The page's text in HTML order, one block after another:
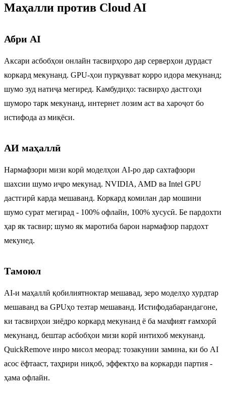
Маҳалли против Cloud AI
Абри AI
Аксари асбобҳои онлайн тасвирҳоро дар серверҳои дурдаст
коркард мекунанд. GPU-ҳои пурқувват корро идора мекунанд;
шумо зуд натиҷа мегиред. Камбудиҳо: тасвирҳо дастгоҳи
шуморо тарк мекунанд, интернет лозим аст ва хароҷот бо
истифода аз миқёси.
АИ маҳаллӣ
Нармафзори мизи корӣ моделҳои AI-ро дар сахтафзори
шахсии шумо иҷро мекунад. NVIDIA, AMD ва Intel GPU
дастгирӣ карда мешаванд. Коркард комилан дар мошини
шумо сурат мегирад - 100% офлайн, 100% хусусӣ. Бе пардохти
ҳар як тасвир; шумо як маротиба барои нармафзор пардохт
мекунед.
Тамоюл
AI-и маҳаллӣ қобилиятноктар мешавад, зеро моделҳо хурдтар
мешаванд ва GPUҳо тезтар мешаванд. Истифодабарандагоне,
ки тасвирҳои зиёдро коркард мекунанд ё ба махфият ғамхорӣ
мекунанд, бештар асбобҳои мизи корӣ интихоб мекунанд.
QuickRemove инро мисол меорад: тозакунии замина, ки бо AI
асос ёфтааст, таҳрири ниқоб, эффектҳо ва коркарди партия -
ҳама офлайн.